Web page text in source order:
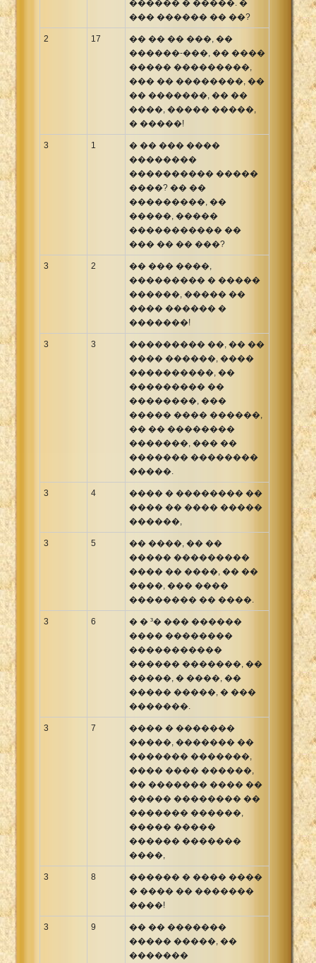
������ � �����. �
��� ������ �� ��?
2 17
�� �� �� ���, ��
������-���, �� ����
����� ���������,
��� �� ��������, ��
�� �������, �� ��
����, ����� �����,
� �����!
3 1
� �� ��� ����
��������
���������� �����
����? �� ��
���������, ��
�����, �����
����������� ��
��� �� �� ���?
3 2
�� ��� ����,
��������� � �����
������, ����� ��
���� ������ �
�������!
3 3
��������� ��, �� ��
���� ������, ����
����������, ��
��������� ��
��������, ���
����� ���� ������,
�� �� ��������
�������, ��� ��
������� ��������
�����.
3 4
���� � �������� ��
���� �� ���� �����
������,
3 5
�� ����, �� ��
����� ���������
���� �� ����, �� ��
����, ��� ����
�������� �� ����.
3 6
� � ³� ��� ������
���� ��������
�����������
������ �������, ��
�����, � ����, ��
����� �����, � ���
�������.
3 7
���� � �������
�����, ������� ��
������� �������,
���� ���� ������,
�� ������� ���� ��
����� �������� ��
������� ������,
����� �����
������ �������
����,
3 8
������ � ���� ����
� ���� �� �������
����!
3 9
�� �� �������
����� �����, ��
�������